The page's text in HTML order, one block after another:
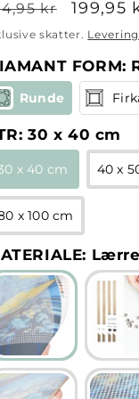
kr 199,95
skatter. Levering
FORM:
Runde
:30 x 40 cm
x 40 cm 40 x
x 100 cm
: